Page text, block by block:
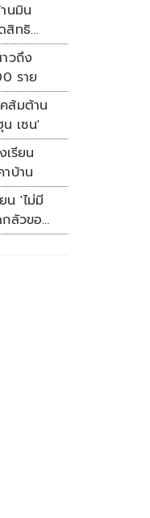
นมิน
สิทธิ
วถึง
ราย
ส้มต้าน
เซน'
เรียน
บ้าน
น 'ไม่มี
กลัวของ